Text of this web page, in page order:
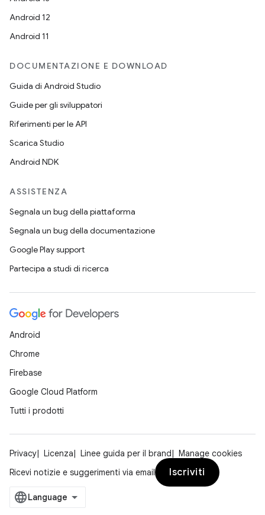
Android 12
Android 11
DOCUMENTAZIONE E DOWNLOAD
Guida di Android Studio
Guide per gli sviluppatori
Riferimenti per le API
Scarica Studio
Android NDK
ASSISTENZA
Segnala un bug della piattaforma
Segnala un bug della documentazione
Google Play support
Partecipa a studi di ricerca
Android
Chrome
Firebase
Google Cloud Platform
Tutti i prodotti
Privacy Licenza Linee guida per il brand
Manage cookies
Ricevi notizie e suggerimenti via email
Iscriviti